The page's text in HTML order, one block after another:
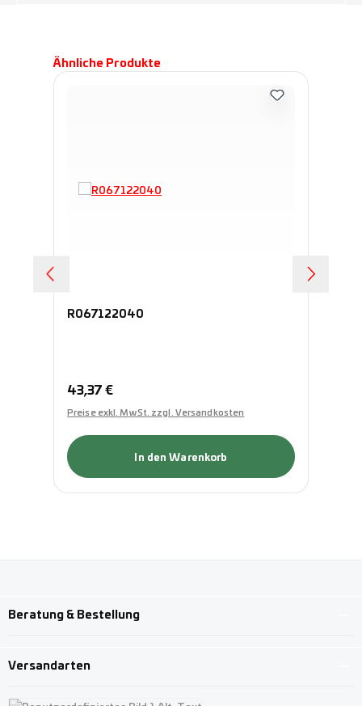
Produktgalerie überspringen
Ähnliche Produkte
R067122040
Regulärer Preis:
43,37 €
Preise exkl. MwSt. zzgl. Versandkosten
In den Warenkorb
Beratung & Bestellung
Versandarten